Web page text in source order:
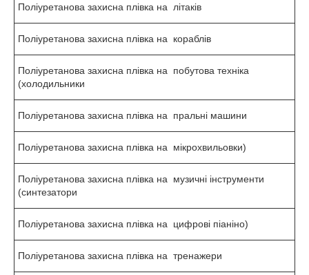
Поліуретанова захисна плівка на літаків
Поліуретанова захисна плівка на кораблів
Поліуретанова захисна плівка на побутова техніка
(холодильники
Поліуретанова захисна плівка на пральні машини
Поліуретанова захисна плівка на мікрохвильовки)
Поліуретанова захисна плівка на музичні інструменти
(синтезатори
Поліуретанова захисна плівка на цифрові піаніно)
Поліуретанова захисна плівка на тренажери